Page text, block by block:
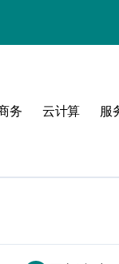
务 云计算 服